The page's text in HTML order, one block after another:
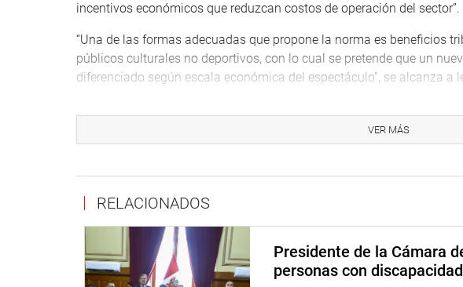
incentivos económicos que reduzcan costos de operación del sector”.
“Una de las formas adecuadas que propone la norma es beneficios
públicos culturales no deportivos, con lo cual se pretende que un
diferenciado según escala económica del espectáculo”, se alcanza a
manifestación artística de teatro, danza, ballet, ópera, opereta,
circo, performance, y otras expresiones escénicas afines, de carácter
INTERÉS NACIONAL
proyectos de ley 14666/2025-CR y 14667/2025-CR, que propone la
protección, conservación, restauración, puesta en valor y promoción
San José, en el departamento de Ica.
VER MÁS
RELACIONADOS
Presidente de la Cámara
personas con discapacidad